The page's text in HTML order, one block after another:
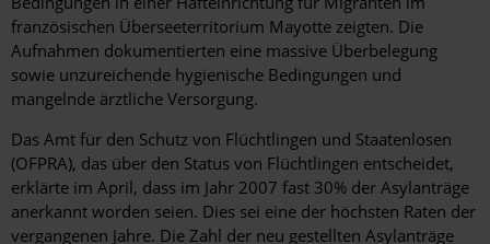
französischen Überseeterritorium Mayotte zeigten. Die
Aufnahmen dokumentierten eine massive Überbelegung
sowie unzureichende hygienische Bedingungen und
mangelnde ärztliche Versorgung.
Das Amt für den Schutz von Flüchtlingen und Staatenlosen
(OFPRA), das über den Status von Flüchtlingen entscheidet,
erklärte im April, dass im Jahr 2007 fast 30% der Asylanträge
anerkannt worden seien. Dies sei eine der höchsten Raten der
vergangenen Jahre. Die Zahl der neu gestellten Asylanträge